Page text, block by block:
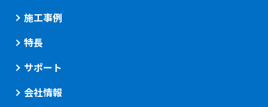
施工事例
特長
サポート
会社情報